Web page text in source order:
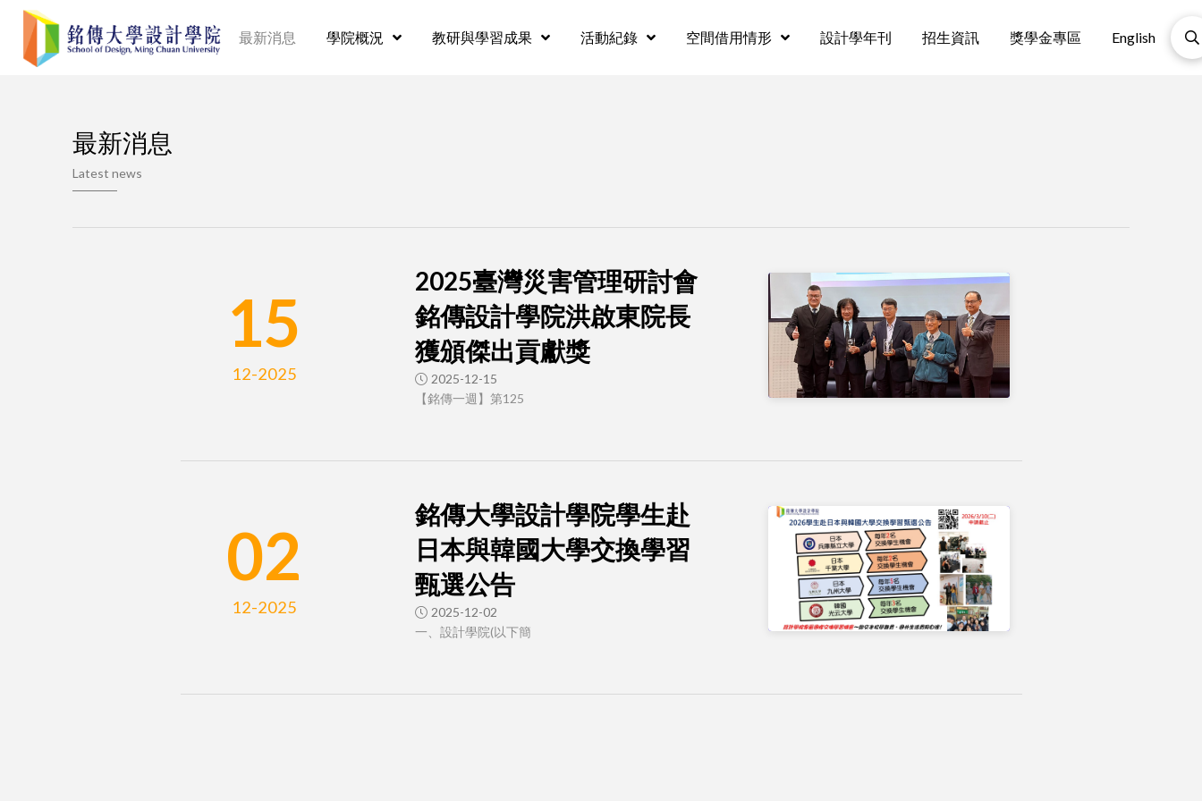
最新消息 學院概況 教研與學習成果 活動紀錄 空間借用情形 設計學年刊 招生資訊 獎學金專區 English
最新消息
Latest news
15
12-2025
2025臺灣災害管理研討會
銘傳設計學院洪啟東院長
獲頒傑出貢獻獎
2025-12-15
【銘傳一週】第125
02
12-2025
銘傳大學設計學院學生赴
日本與韓國大學交換學習
甄選公告
2025-12-02
一、設計學院(以下簡